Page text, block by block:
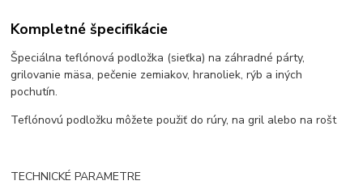
Kompletné špecifikácie
Špeciálna teflónová podložka (sieťka) na záhradné párty,
grilovanie mäsa, pečenie zemiakov, hranoliek, rýb a iných
pochutín.
Teflónovú podložku môžete použiť do rúry, na gril alebo na rošt
TECHNICKÉ PARAMETRE